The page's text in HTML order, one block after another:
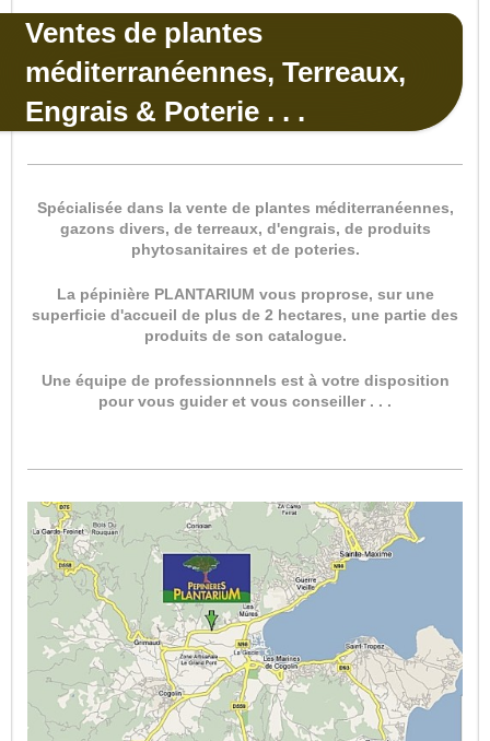
Ventes de plantes
méditerranéennes, Terreaux,
Engrais & Poterie . . .
Spécialisée dans la vente de plantes méditerranéennes,
gazons divers, de terreaux, d'engrais, de produits
phytosanitaires et de poteries.
La pépinière PLANTARIUM vous proprose, sur une
superficie d'accueil de plus de 2 hectares, une partie des
produits de son catalogue.
Une équipe de professionnnels est à votre disposition
pour vous guider et vous conseiller . . .